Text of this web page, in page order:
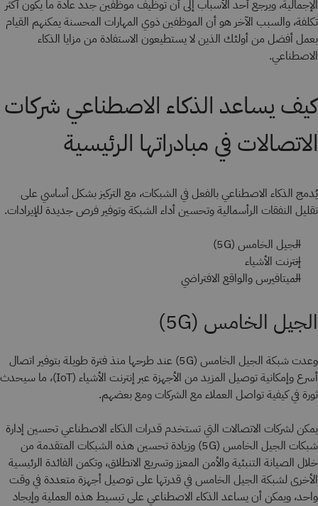
الإجمالية، ويرجع أحد الأسباب إلى أن توظيف موظفين جدد عادة ما يكون أكثر
تكلفة، والسبب الآخر هو أن الموظفين ذوي المهارات المحسنة يمكنهم القيام
بعمل أفضل من أولئك الذين لا يستطيعون الاستفادة من مزايا الذكاء
الاصطناعي.
كيف يساعد الذكاء الاصطناعي شركات
الاتصالات في مبادراتها الرئيسية
يُدمج الذكاء الاصطناعي بالفعل في الشبكات، مع التركيز بشكل أساسي على
تقليل النفقات الرأسمالية وتحسين أداء الشبكة وتوفير فرص جديدة للإيرادات.
الجيل الخامس (5G)
إنترنت الأشياء
الميتافيرس والواقع الافتراضي
الجيل الخامس (5G)
وعدت شبكة الجيل الخامس (5G) عند طرحها منذ فترة طويلة بتوفير اتصال
أسرع وإمكانية توصيل المزيد من الأجهزة عبر إنترنت الأشياء (IoT)، ما سيحدث
ثورة في كيفية تواصل العملاء مع الشركات ومع بعضهم.
يمكن لشركات الاتصالات التي تستخدم قدرات الذكاء الاصطناعي تحسين إدارة
شبكات الجيل الخامس (5G) وزيادة تحسين هذه الشبكات المتقدمة من
خلال الصيانة التنبئية والأمن المعزز وتسريع الانطلاق، وتكمن الفائدة الرئيسية
الأخرى لشبكة الجيل الخامس في قدرتها على توصيل أجهزة متعددة في وقت
واحد، ويمكن أن يساعد الذكاء الاصطناعي على تبسيط هذه العملية وإيجاد